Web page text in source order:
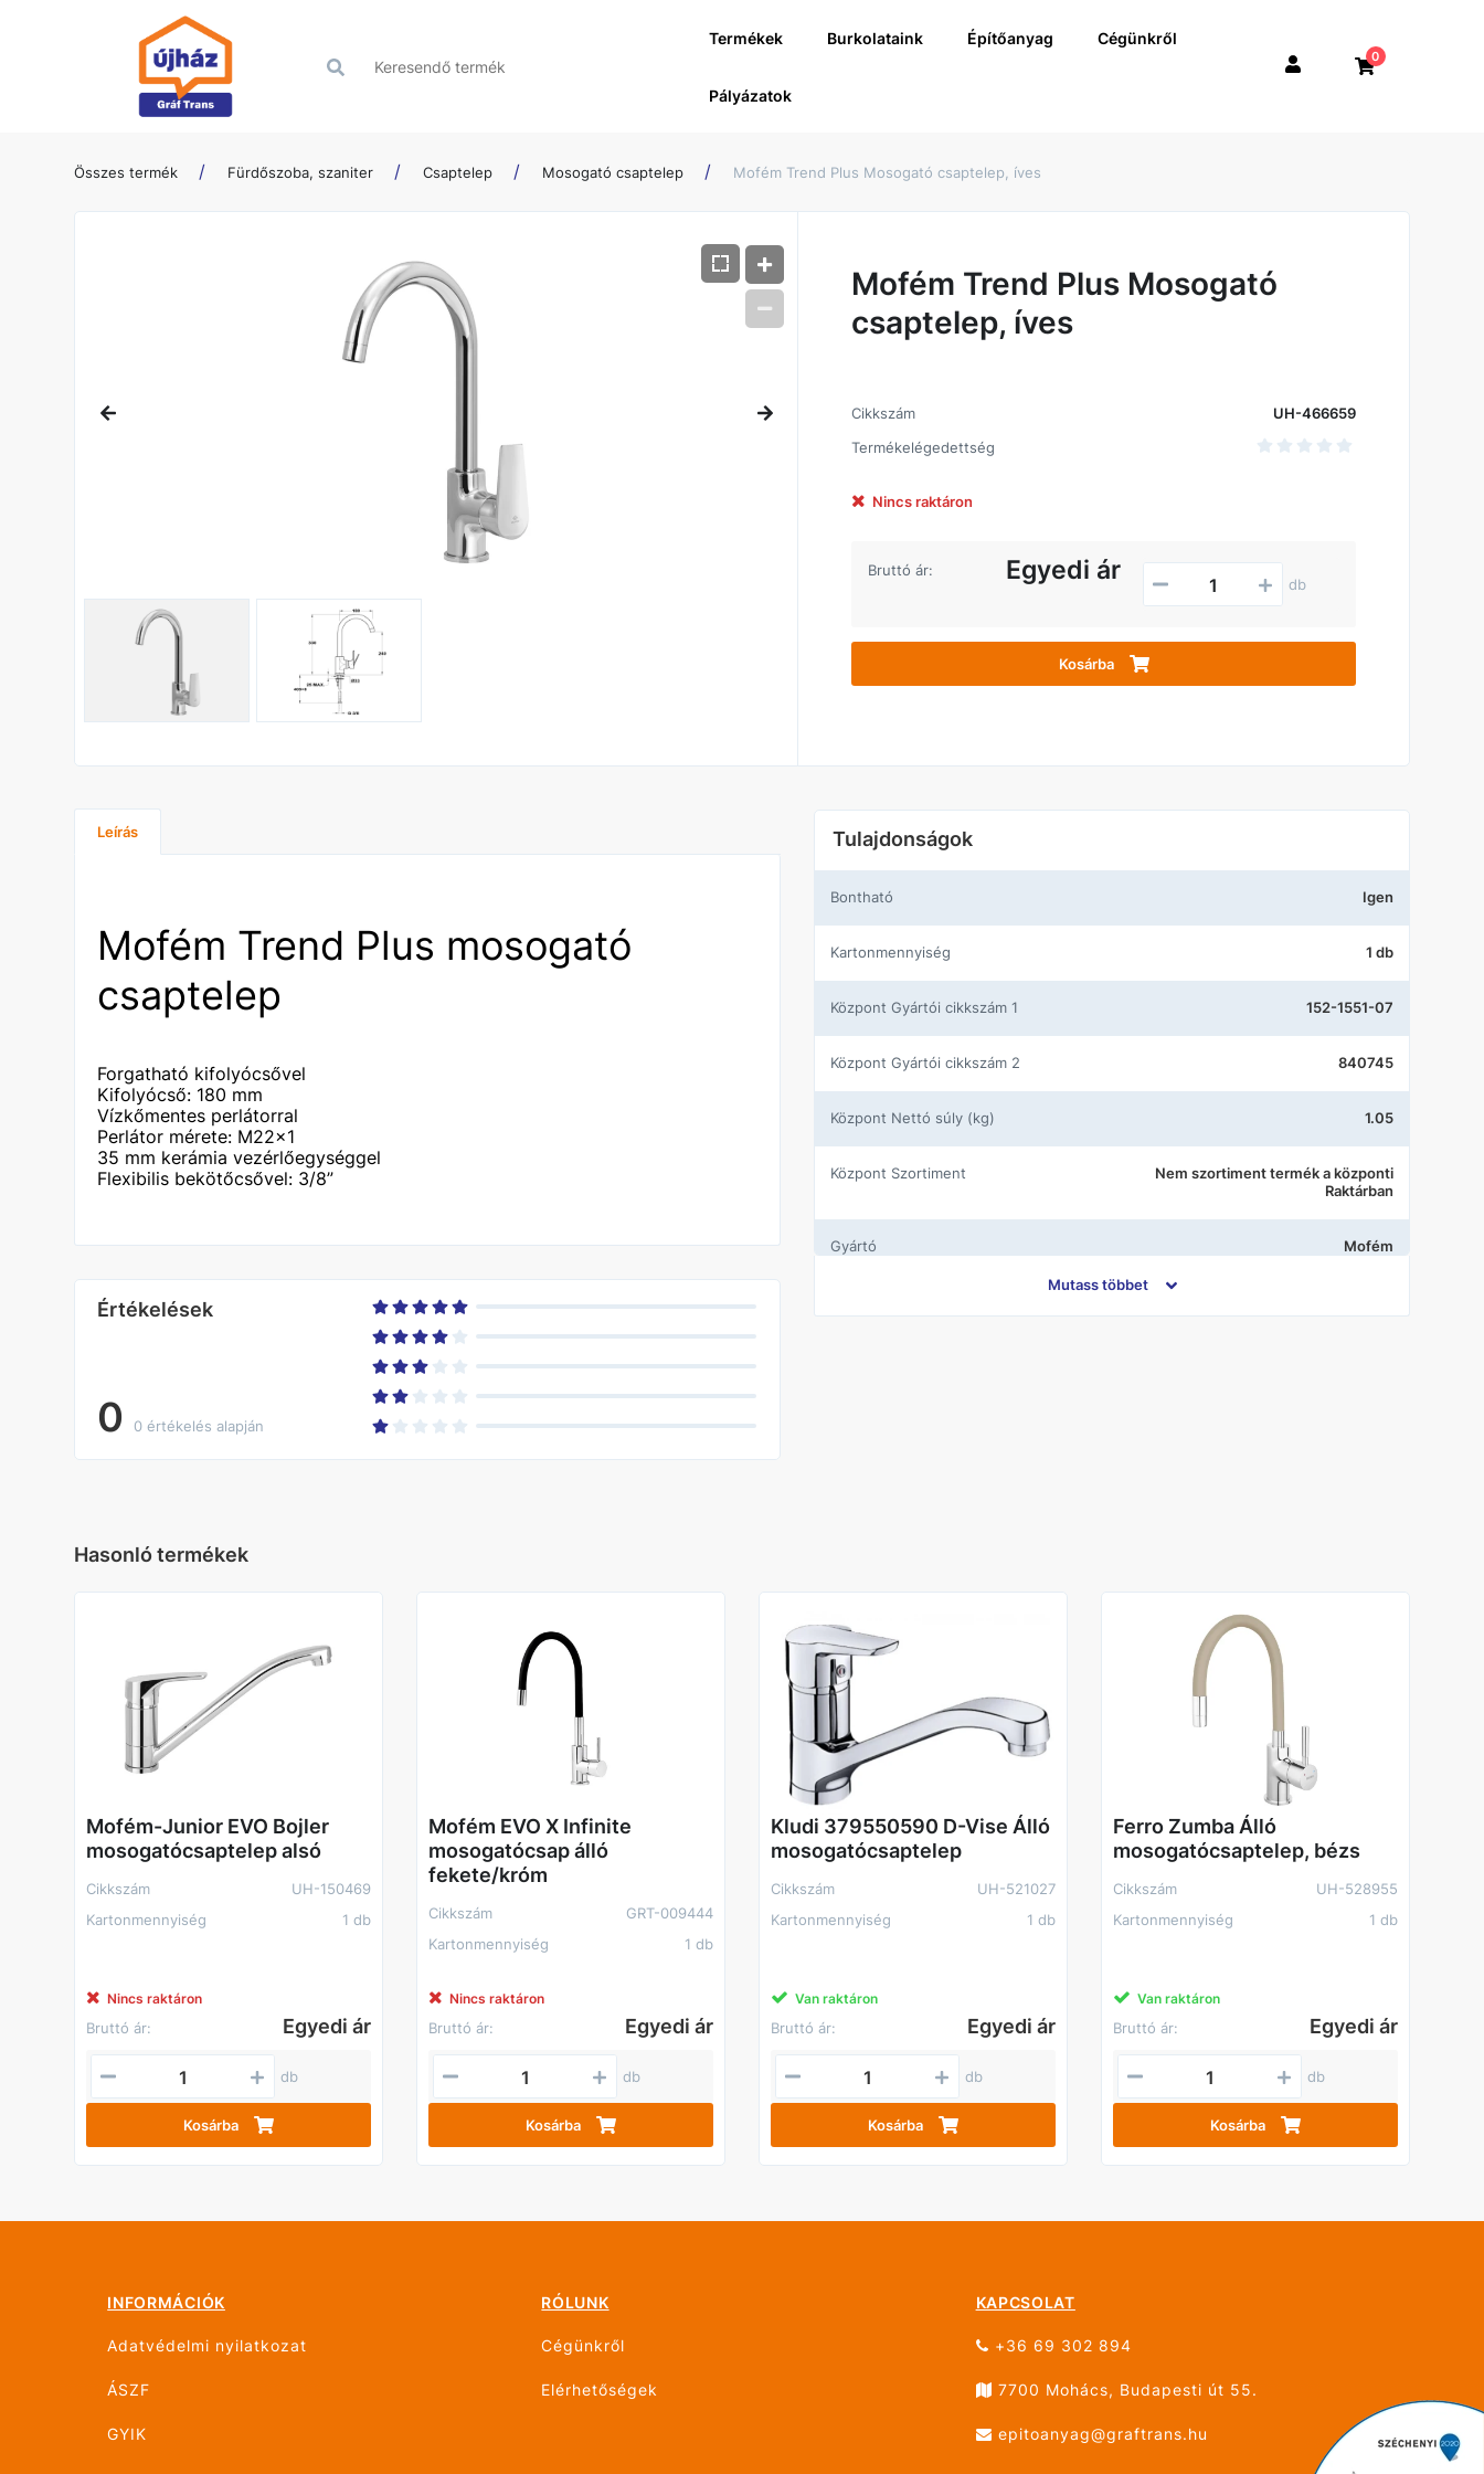
Termékek Burkolataink Építőanyag Cégünkről
Pályázatok
0
Összes termék Fürdőszoba, szaniter Csaptelep Mosogató csaptelep Mofém Trend Plus Mosogató csaptelep, íves
Mofém Trend Plus Mosogató
csaptelep, íves
Cikkszám
UH-466659
Termékelégedettség
Nincs raktáron
Bruttó ár: Egyedi ár db
Kosárba
Leírás
Mofém Trend Plus mosogató
csaptelep
Forgatható kifolyócsővel
Kifolyócső: 180 mm
Vízkőmentes perlátorral
Perlátor mérete: M22x1
35 mm kerámia vezérlőegységgel
Flexibilis bekötőcsővel: 3/8”
Értékelések
0 0 értékelés alapján
Tulajdonságok
Bontható Igen
Kartonmennyiség 1 db
központ Gyártói cikkszám 1 152-1551-07
központ Gyártói cikkszám 2 840745
központ Nettó súly (kg) 1.05
központ Szortiment
Nem szortiment termék a központi
Raktárban
Gyártó Mofém
Mutass többet
Hasonló termékek
Mofém-Junior EVO Bojler
mosogatócsaptelep alsó
Cikkszám
UH-150469
Kartonmennyiség
1 db
Nincs raktáron
Bruttó ár: Egyedi ár
db
Kosárba
Mofém EVO X Infinite
mosogatócsap álló
fekete/króm
Cikkszám
GRT-009444
Kartonmennyiség
1 db
Nincs raktáron
Bruttó ár: Egyedi ár
db
Kosárba
Kludi 379550590 D-Vise Álló
mosogatócsaptelep
Cikkszám
UH-521027
Kartonmennyiség
1 db
Van raktáron
Bruttó ár: Egyedi ár
db
Kosárba
Ferro Zumba Álló
mosogatócsaptelep, bézs
Cikkszám
UH-528955
Kartonmennyiség
1 db
Van raktáron
Bruttó ár: Egyedi ár
db
Kosárba
INFORMÁCIÓK
Adatvédelmi nyilatkozat
ÁSZF
GYIK
RÓLUNK
Cégünkről
Elérhetőségek
KAPCSOLAT
+36 69 302 894
7700 Mohács, Budapesti út 55.
epitoanyag@graftrans.hu